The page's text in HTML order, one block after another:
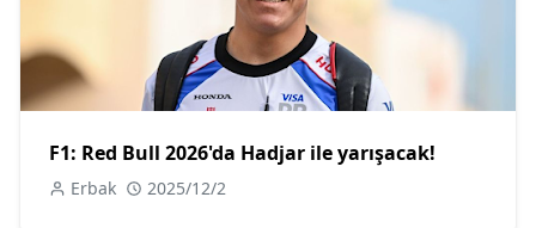
F1: Red Bull 2026'da Hadjar ile yarışacak!
Erbak 2025/12/2